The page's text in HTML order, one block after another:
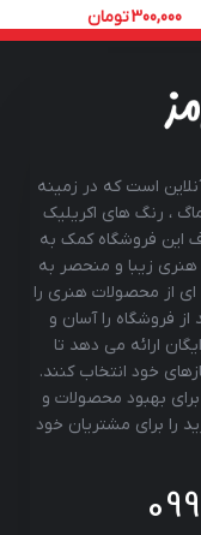
300,000تومان
است که در زمینه
، رنگ های اکریلیک
این فروشگاه کمک به
هنری زیبا و منحصر به
از محصولات هنری را
فروشگاه را آسان و
ارائه می دهد تا
خود انتخاب کنند.
بهبود محصولات و
را برای مشتریان خود